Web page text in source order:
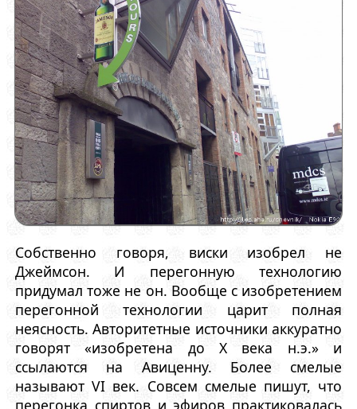
Собственно говоря, виски изобрел не
Джеймсон. И перегонную технологию
придумал тоже не он. Вообще с изобретением
перегонной технологии царит полная
неясность. Авторитетные источники аккуратно
говорят «изобретена до X века н.э.» и
ссылаются на Авиценну. Более смелые
называют VI век. Совсем смелые пишут, что
перегонка спиртов и эфиров практиковалась